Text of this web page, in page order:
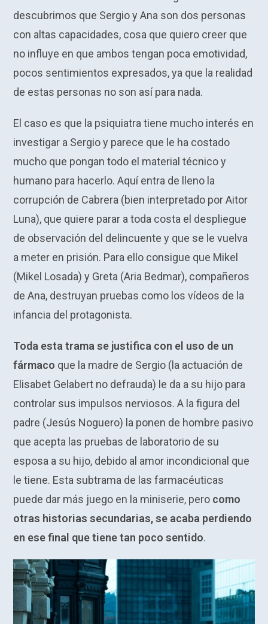
descubrimos que Sergio y Ana son dos personas
con altas capacidades, cosa que quiero creer que
no influye en que ambos tengan poca emotividad,
pocos sentimientos expresados, ya que la realidad
de estas personas no son así para nada.
El caso es que la psiquiatra tiene mucho interés en
investigar a Sergio y parece que le ha costado
mucho que pongan todo el material técnico y
humano para hacerlo. Aquí entra de lleno la
corrupción de Cabrera (bien interpretado por Aitor
Luna), que quiere parar a toda costa el despliegue
de observación del delincuente y que se le vuelva
a meter en prisión. Para ello consigue que Mikel
(Mikel Losada) y Greta (Aria Bedmar), compañeros
de Ana, destruyan pruebas como los vídeos de la
infancia del protagonista.
Toda esta trama se justifica con el uso de un
fármaco que la madre de Sergio (la actuación de
Elisabet Gelabert no defrauda) le da a su hijo para
controlar sus impulsos nerviosos. A la figura del
padre (Jesús Noguero) la ponen de hombre pasivo
que acepta las pruebas de laboratorio de su
esposa a su hijo, debido al amor incondicional que
le tiene. Esta subtrama de las farmacéuticas
puede dar más juego en la miniserie, pero como
otras historias secundarias, se acaba perdiendo
en ese final que tiene tan poco sentido.